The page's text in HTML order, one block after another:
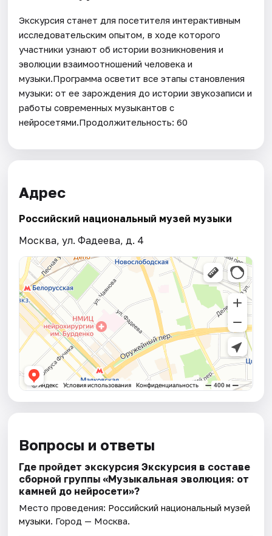
Экскурсия станет для посетителя интерактивным
исследовательским опытом, в ходе которого
участники узнают об истории возникновения и
эволюции взаимоотношений человека и
музыки.Программа осветит все этапы становления
музыки: от ее зарождения до истории звукозаписи и
работы современных музыкантов с
нейросетями.Продолжительность: 60
Адрес
Российский национальный музей музыки
Москва, ул. Фадеева, д. 4
Вопросы и ответы
Где пройдет экскурсия Экскурсия в составе
сборной группы «Музыкальная эволюция: от
камней до нейросeти»?
Место проведения: Российский национальный музей
музыки. Город — Москва.